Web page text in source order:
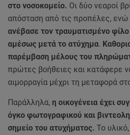
στο νοσοκομείο. Οι δύο νεαροί
απόσταση από τις προπέλες, ενώ
ανέβασε τον τραυματισμένο
αμέσως μετά το ατύχημα.
παρέμβαση μέλους του
πρώτες βοήθειες και κατάφερε
αιμορραγία μέχρι τη μεταφορά
Παράλληλα, η οικογένεια έχει
όγκο φωτογραφικού και
σημείο του ατυχήματος. Το